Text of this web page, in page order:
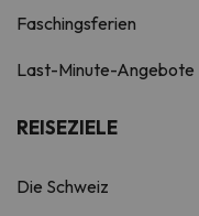
Faschingsferien
Last-Minute-Angebote
REISEZIELE
Die Schweiz